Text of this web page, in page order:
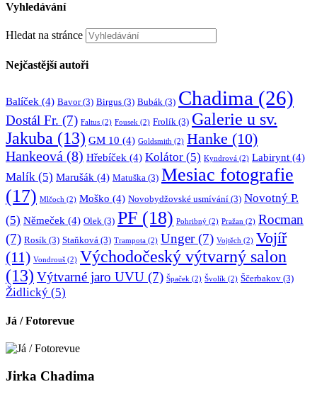
Vyhledávání
Hledat na stránce
Nejčastější autoři
Balíček (4) Bavor(3) Birgus (3) Bubák (3) Chadima (26)
Dostál Fr. (7) Faltus (2) Fousek (2) Frolík (3) Galerie u sv.
Jakuba (13) GM 10 (4) Goldsmith (2) Hanke (10)
Hankeová (8) Hřebíček (4) Kolátor (5) Kyndrová (2) Labirynt (4)
Malík (5) Marušák (4) Matuška (3) Mesiac fotografie
(17) Mlčoch (2) Moško (4) Novobydžovské usmívání (3) Novotný P.
(5) Němeček (4) Olek (3) PF (18) Pohribný (2) Pražan (2) Rocman
(7) Rosík (3) Staňková (3) Trampota (2) Unger(7) Vojtěch (2) Vojíř
(11) Vondrouš (2) Východočeský výtvarný salon
(13) Výtvarné jaro UVU (7) Špaček (2) Švolík (2) Ščerbakov (3)
Židlický (5)
Já / Fotorevue
Jirka Chadima